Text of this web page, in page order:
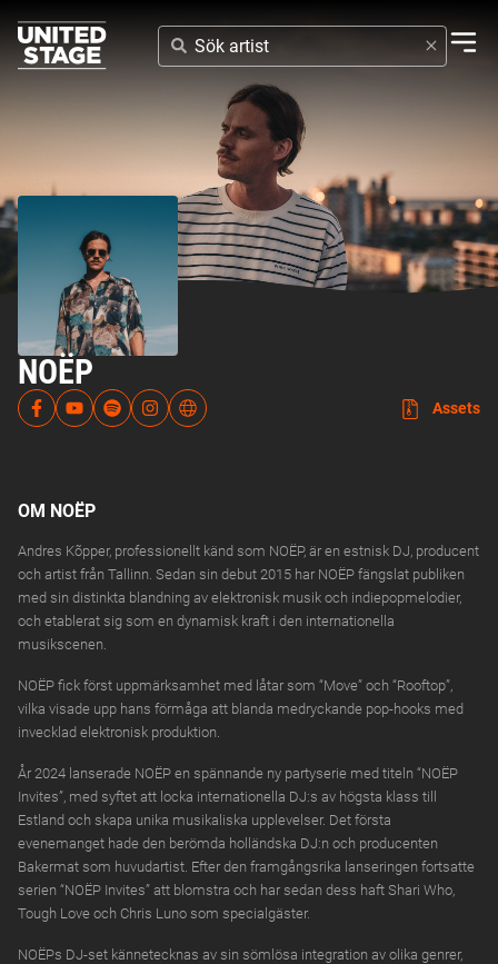
SÖK
ARTIST
NOËP
Assets
OM NOËP
Andres Kõpper, professionellt känd som NOËP, är en estnisk DJ, producent
och artist från Tallinn. Sedan sin debut 2015 har NOËP fängslat publiken
med sin distinkta blandning av elektronisk musik och indiepopmelodier,
och etablerat sig som en dynamisk kraft i den internationella
musikscenen.
NOËP fick först uppmärksamhet med låtar som “Move” och “Rooftop”,
vilka visade upp hans förmåga att blanda medryckande pop-hooks med
invecklad elektronisk produktion.
År 2024 lanserade NOËP en spännande ny partyserie med titeln “NOËP
Invites”, med syftet att locka internationella DJ:s av högsta klass till
Estland och skapa unika musikaliska upplevelser. Det första
evenemanget hade den berömda holländska DJ:n och producenten
Bakermat som huvudartist. Efter den framgångsrika lanseringen fortsatte
serien “NOËP Invites” att blomstra och har sedan dess haft Shari Who,
Tough Love och Chris Luno som specialgäster.
NOËPs DJ-set kännetecknas av sin sömlösa integration av olika genrer,